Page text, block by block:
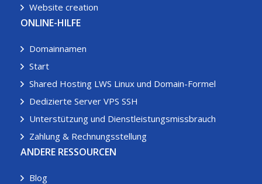
Website creation
ONLINE-HILFE
Domainnamen
Start
Shared Hosting LWS Linux und Domain-Formel
Dedizierte Server VPS SSH
Unterstützung und Dienstleistungsmissbrauch
Zahlung & Rechnungsstellung
ANDERE RESSOURCEN
Blog